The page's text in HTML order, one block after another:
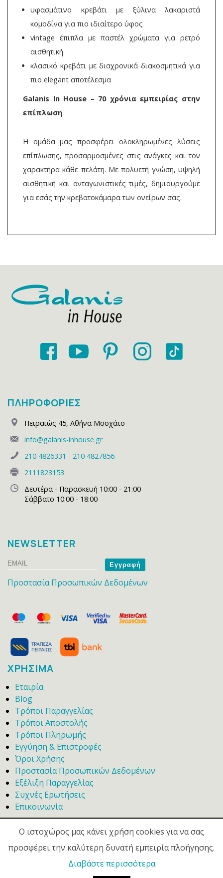
υφασμάτινο κρεβάτι με ξύλινα λακαριστά
κομοδίνα για πιο ιδιαίτερο ύφος
vintage έπιπλα με παστέλ χρώματα για ρετρό
αισθητική
κλασικό κρεβάτι με διαχρονικά διακοσμητικά για
πιο elegant αποτέλεσμα
Galanis In House – 70 χρόνια εμπειρίας στην
επίπλωση
Η ομάδα μας προσφέρει ολοκληρωμένες λύσεις
επίπλωσης, προσαρμοσμένες στις ανάγκες και τον
χαρακτήρα κάθε πελάτη. Με πολυετή γνώση, υψηλή
αισθητική και ανταγωνιστικές τιμές, δημιουργούμε
για εσάς την κρεβατοκάμαρα των ονείρων σας.
ΠΛΗΡΟΦΟΡΙΕΣ
Πειραιώς 45, Αθήνα Μοσχάτο
info@galanis-inhouse.gr
210 4826331 - 210 4827856
2111823153
Δευτέρα - Παρασκευή 10:00 - 21:00
Σάββατο 10:00 - 18:00
NEWSLETTER
Email
Name
Προστασία Προσωπικών Δεδομένων
ΧΡΗΣΙΜΑ
Εταιρία
Blog
Τρόποι Παραγγελίας
Τρόποι Αποστολής
Τρόποι Πληρωμής
Εγγύηση & Επιστροφές
Όροι Χρήσης
Προστασία Προσωπικών Δεδομένων
Εξέλιξη Παραγγελίας
Συχνές Ερωτήσεις
Επικοινωνία
Ο ιστοχώρος μας κάνει χρήση cookies για να σας
προσφέρει την καλύτερη δυνατή εμπειρία πλοήγησης.
Διαβάστε περισσότερα